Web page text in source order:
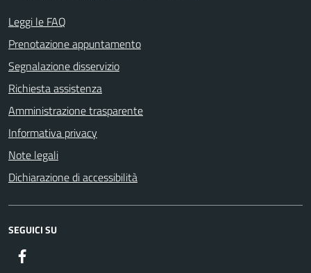
Leggi le FAQ
Prenotazione appuntamento
Segnalazione disservizio
Richiesta assistenza
Amministrazione trasparente
Informativa privacy
Note legali
Dichiarazione di accessibilità
SEGUICI SU